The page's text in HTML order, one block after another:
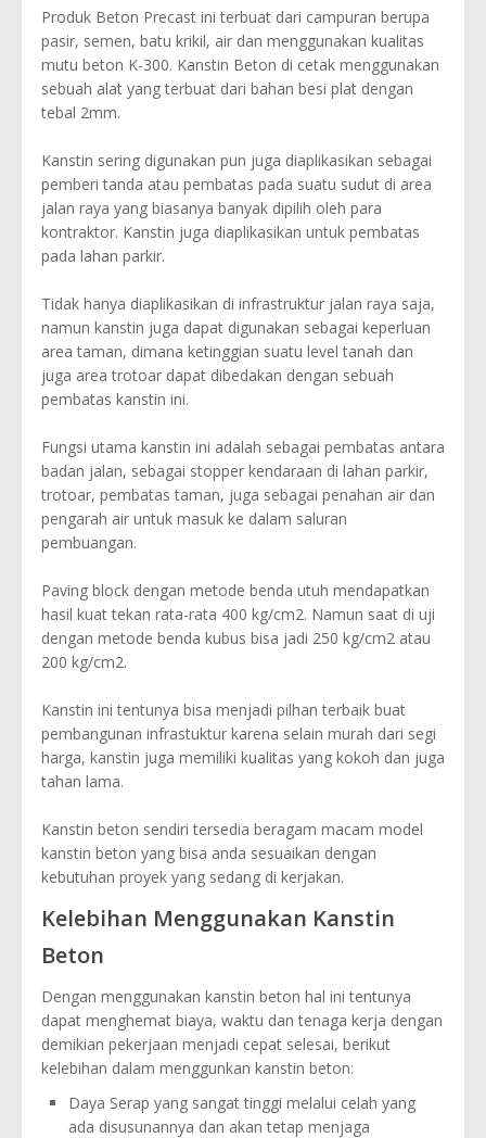
Produk Beton Precast ini terbuat dari campuran berupa
pasir, semen, batu krikil, air dan menggunakan kualitas
mutu beton K-300. Kanstin Beton di cetak menggunakan
sebuah alat yang terbuat dari bahan besi plat dengan
tebal 2mm.
Kanstin sering digunakan pun juga diaplikasikan sebagai
pemberi tanda atau pembatas pada suatu sudut di area
jalan raya yang biasanya banyak dipilih oleh para
kontraktor. Kanstin juga diaplikasikan untuk pembatas
pada lahan parkir.
Tidak hanya diaplikasikan di infrastruktur jalan raya saja,
namun kanstin juga dapat digunakan sebagai keperluan
area taman, dimana ketinggian suatu level tanah dan
juga area trotoar dapat dibedakan dengan sebuah
pembatas kanstin ini.
Fungsi utama kanstin ini adalah sebagai pembatas antara
badan jalan, sebagai stopper kendaraan di lahan parkir,
trotoar, pembatas taman, juga sebagai penahan air dan
pengarah air untuk masuk ke dalam saluran
pembuangan.
Paving block dengan metode benda utuh mendapatkan
hasil kuat tekan rata-rata 400 kg/cm2. Namun saat di uji
dengan metode benda kubus bisa jadi 250 kg/cm2 atau
200 kg/cm2.
Kanstin ini tentunya bisa menjadi pilhan terbaik buat
pembangunan infrastuktur karena selain murah dari segi
harga, kanstin juga memiliki kualitas yang kokoh dan juga
tahan lama.
Kanstin beton sendiri tersedia beragam macam model
kanstin beton yang bisa anda sesuaikan dengan
kebutuhan proyek yang sedang di kerjakan.
Kelebihan Menggunakan Kanstin
Beton
Dengan menggunakan kanstin beton hal ini tentunya
dapat menghemat biaya, waktu dan tenaga kerja dengan
demikian pekerjaan menjadi cepat selesai, berikut
kelebihan dalam menggunkan kanstin beton:
Daya Serap yang sangat tinggi melalui celah yang
ada disusunannya dan akan tetap menjaga